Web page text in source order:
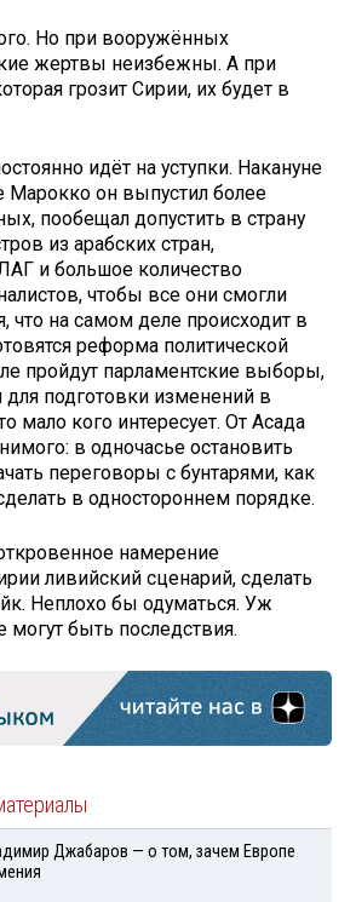
Но при вооружённых
жертвы неизбежны. А при
грозит Сирии, их будет в
идёт на уступки. Накануне
Марокко он выпустил более
пообещал допустить в страну
из арабских стран,
и большое количество
чтобы все они смогли
что на самом деле происходит в
реформа политической
пройдут парламентские выборы,
для подготовки изменений в
мало кого интересует. От Асада
в одночасье остановить
переговоры с бунтарями, как
в одностороннем порядке.
намерение
ливийский сценарий, сделать
Неплохо бы одуматься. Уж
могут быть последствия.
Джабаров — о том, зачем Европе